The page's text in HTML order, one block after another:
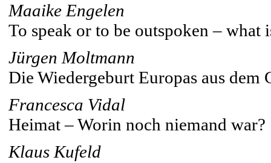
Maaike Engelen
To speak or to be outspoken – what
Jürgen Moltmann
Die Wiedergeburt Europas aus dem
Francesca Vidal
Heimat – Worin noch niemand war?
Klaus Kufeld